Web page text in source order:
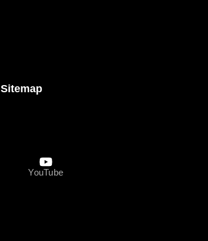
Sitemap
YouTube